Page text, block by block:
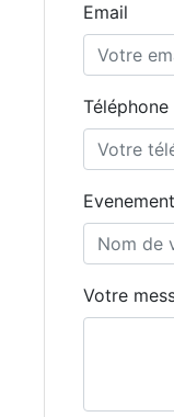
Email
Téléphone
Votre